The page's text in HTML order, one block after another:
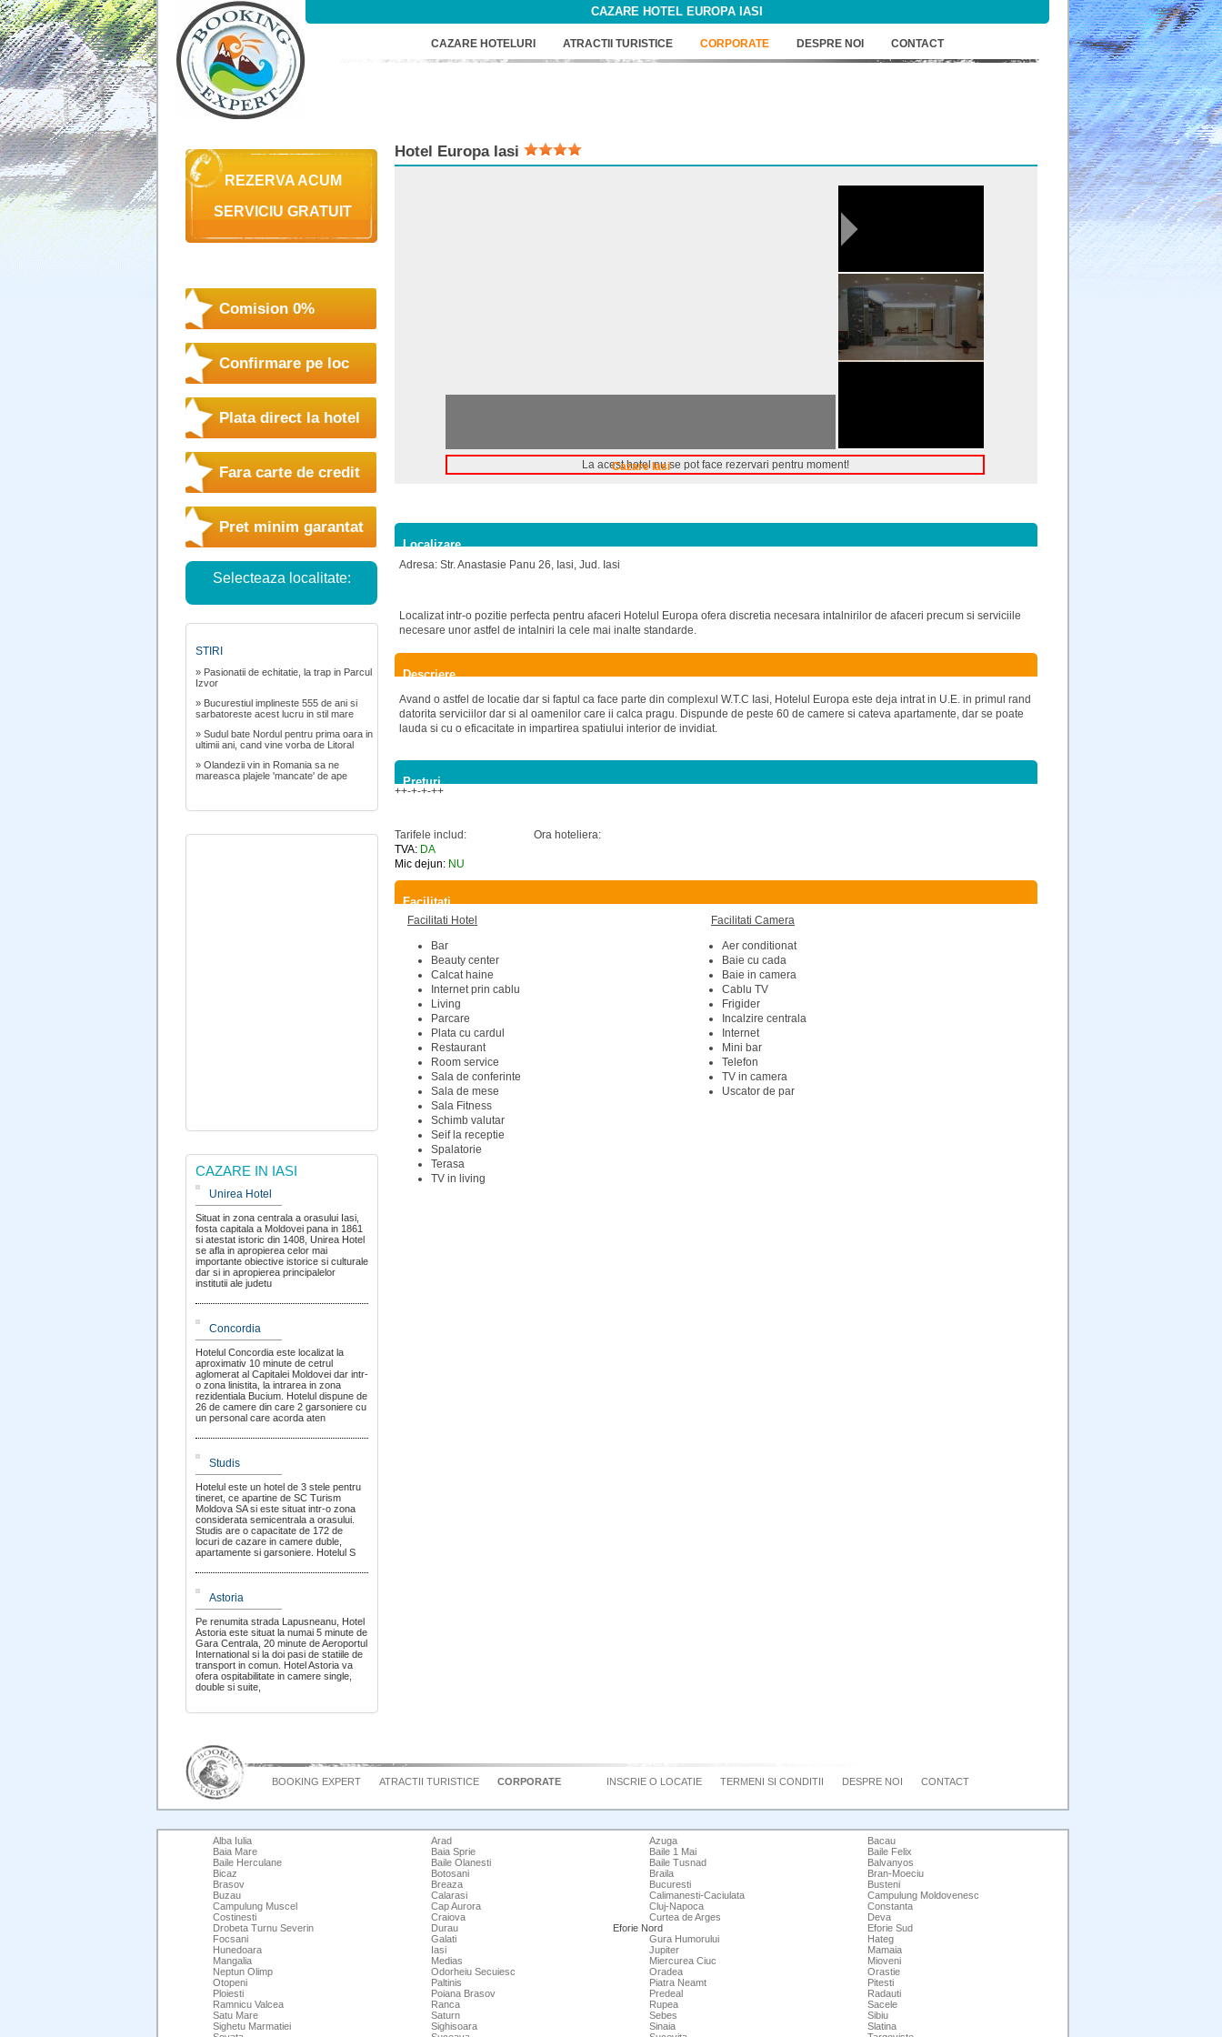
CAZARE HOTEL EUROPA IASI
CAZARE HOTELURI ATRACTII TURISTICE CORPORATE DESPRE NOI CONTACT
REZERVA ACUM
SERVICIU GRATUIT
Comision 0%
Confirmare pe loc
Plata direct la hotel
Fara carte de credit
Pret minim garantat
Selecteaza localitate:
STIRI
» Pasionatii de echitatie, la trap in Parcul
Izvor
» Bucurestiul implineste 555 de ani si
sarbatoreste acest lucru in stil mare
» Sudul bate Nordul pentru prima oara in
ultimii ani, cand vine vorba de Litoral
» Olandezii vin in Romania sa ne
mareasca plajele 'mancate' de ape
CAZARE IN IASI
Unirea Hotel
Situat in zona centrala a orasului Iasi,
fosta capitala a Moldovei pana in 1861
si atestat istoric din 1408, Unirea Hotel
se afla in apropierea celor mai
importante obiective istorice si culturale
dar si in apropierea principalelor
institutii ale judetu
Concordia
Hotelul Concordia este localizat la
aproximativ 10 minute de cetrul
aglomerat al Capitalei Moldovei dar intr-
o zona linistita, la intrarea in zona
rezidentiala Bucium. Hotelul dispune de
26 de camere din care 2 garsoniere cu
un personal care acorda aten
Studis
Hotelul este un hotel de 3 stele pentru
tineret, ce apartine de SC Turism
Moldova SA si este situat intr-o zona
considerata semicentrala a orasului.
Studis are o capacitate de 172 de
locuri de cazare in camere duble,
apartamente si garsoniere. Hotelul S
Astoria
Pe renumita strada Lapusneanu, Hotel
Astoria este situat la numai 5 minute de
Gara Centrala, 20 minute de Aeroportul
International si la doi pasi de statiile de
transport in comun. Hotel Astoria va
ofera ospitabilitate in camere single,
double si suite,
Hotel Europa Iasi
Cazare Iasi
La acest hotel nu se pot face rezervari pentru moment!
Localizare
Adresa: Str. Anastasie Panu 26, Iasi, Jud. Iasi
Localizat intr-o pozitie perfecta pentru afaceri Hotelul Europa ofera discretia necesara intalnirilor de afaceri precum si serviciile
necesare unor astfel de intalniri la cele mai inalte standarde.
Descriere
Avand o astfel de locatie dar si faptul ca face parte din complexul W.T.C Iasi, Hotelul Europa este deja intrat in U.E. in primul rand
datorita serviciilor dar si al oamenilor care ii calca pragu. Dispunde de peste 60 de camere si cateva apartamente, dar se poate
lauda si cu o eficacitate in impartirea spatiului interior de invidiat.
Preturi
++-+-+-++
Tarifele includ:
TVA: DA
Mic dejun: NU
Ora hoteliera:
Facilitati
Facilitati Hotel
Facilitati Camera
Bar
Beauty center
Calcat haine
Internet prin cablu
Living
Parcare
Plata cu cardul
Restaurant
Room service
Sala de conferinte
Sala de mese
Sala Fitness
Schimb valutar
Seif la receptie
Spalatorie
Terasa
TV in living
Aer conditionat
Baie cu cada
Baie in camera
Cablu TV
Frigider
Incalzire centrala
Internet
Mini bar
Telefon
TV in camera
Uscator de par
BOOKING EXPERT ATRACTII TURISTICE CORPORATE INSCRIE O LOCATIE TERMENI SI CONDITII DESPRE NOI CONTACT
Alba Iulia Arad Azuga
Bacau
Baia Mare
Baia Sprie Baile 1 Mai
Baile Felix
Baile Herculane
Baile Olanesti Baile Tusnad
Balvanyos
Bicaz
Botosani Braila
Bran-Moeciu
Brasov
Breaza Bucuresti
Busteni
Buzau
Calarasi Calimanesti-Caciulata
Campulung Moldovenesc
Campulung Muscel
Cap Aurora Cluj-Napoca
Constanta
Costinesti
Craiova Curtea de Arges
Deva
Drobeta Turnu Severin
Durau Eforie Nord
Eforie Sud
Focsani
Galati Gura Humorului
Hateg
Hunedoara
Iasi Jupiter
Mamaia
Mangalia
Medias Miercurea Ciuc
Mioveni
Neptun Olimp
Odorheiu Secuiesc Oradea
Orastie
Otopeni
Paltinis Piatra Neamt
Pitesti
Ploiesti
Poiana Brasov Predeal
Radauti
Ramnicu Valcea
Ranca Rupea
Sacele
Satu Mare
Saturn Sebes
Sibiu
Sighetu Marmatiei
Sighisoara Sinaia
Slatina